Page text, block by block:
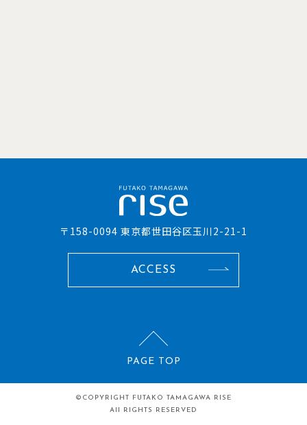
〒158-0094 東京都世田谷区玉川2-21-1
ACCESS
PAGE TOP
©COPYRIGHT FUTAKO TAMAGAWA RISE
All RIGHTS RESERVED